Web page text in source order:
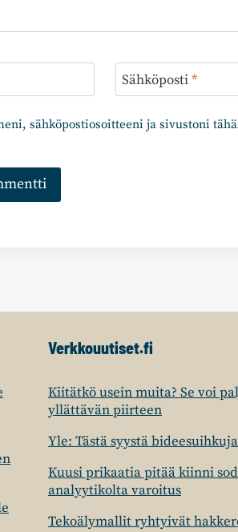
Sähköposti*
sähköpostiosoitteeni ja sivustoni
Verkkouutiset.fi
Kiitätkö usein muita? Se voi
yllättävän piirteen
Yle: Tästä syystä
Kuusi prikaatia pitää kiinni
analyytikolta varoitus
Tekoälymallit ryhtyivät